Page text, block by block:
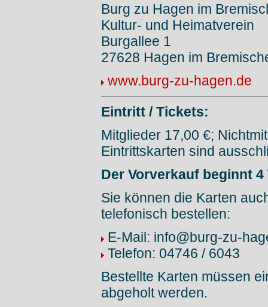
Burg zu Hagen im
Kultur- und Heimatverein
Burgallee 1
27628 Hagen im
www.burg-zu-hagen.de
Eintritt / Tickets:
Mitglieder 17,00 €;
Eintrittskarten sind
Der Vorverkauf beginnt
Sie können die Karten
telefonisch bestellen:
E-Mail: info@burg-zu-
Telefon: 04746 / 6043
Bestellte Karten müssen
abgeholt werden.